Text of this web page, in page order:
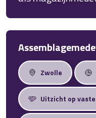
werken in een
kansen om jezelf
op een vast
handen en
Zwolle
Uitzicht op